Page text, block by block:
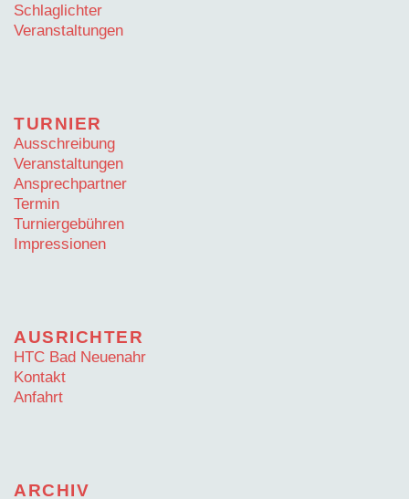
Schlaglichter
Veranstaltungen
TURNIER
Ausschreibung
Veranstaltungen
Ansprechpartner
Termin
Turniergebühren
Impressionen
AUSRICHTER
HTC Bad Neuenahr
Kontakt
Anfahrt
ARCHIV